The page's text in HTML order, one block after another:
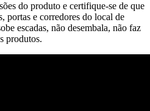
do produto e certifique-se de que
portas e corredores do local de
escadas, não desembala, não faz
produtos.